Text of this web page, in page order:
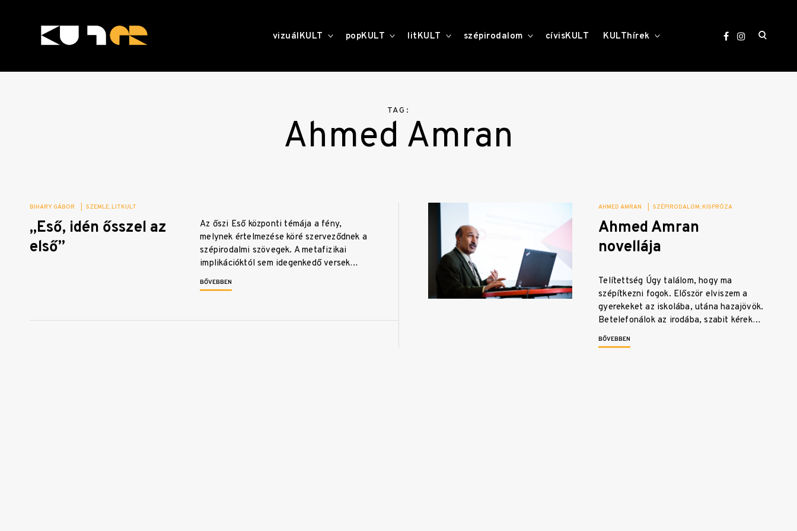
KULTer.hu
vizuálKULT toggle
child
popKULT toggle
child
litKULT toggle
child
szépirodalom toggle
childcívisKULT KULThírek
open
TAG:
Ahmed Amran
BIHARY GÁBOR SZEMLE LITKULT
„Eső, idén ősszel az
első”
Az őszi Eső központi témája a fény,
melynek értelmezése köré szerveződnek a
szépirodalmi szövegek. A metafizikai
implikációktól sem idegenkedő versek…
BŐVEBBEN
AHMED AMRAN SZÉPIRODALOM KISPRÓZA
Ahmed Amran
novellája
Telítettség Úgy találom, hogy ma
szépítkezni fogok. Először elviszem a
gyerekeket az iskolába, utána hazajövök.
Betelefonálok az irodába, szabit kérek…
BŐVEBBEN